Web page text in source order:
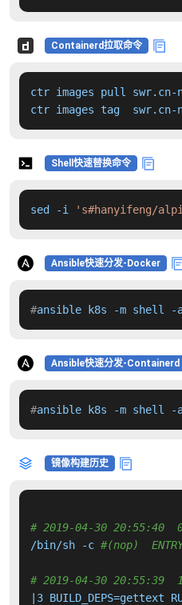
Containerd拉取命令
ctr images pull swr.cn-
ctr images tag  swr.cn-
Shell快速替换命令
sed -i 's#hanyifeng/
Ansible快速分发-Docker
#ansible k8s -m shell -
Ansible快速分发-Containerd
#ansible k8s -m shell -
镜像构建历史
# 2019-04-30 20:55:40
/bin/sh -c #(nop)
# 2019-04-30 20:55:39
|3